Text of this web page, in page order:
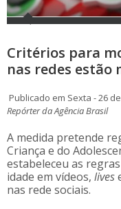
Critérios para
nas redes estão
Publicado em Sexta - 26
Repórter da Agência Brasil
A medida pretende
Criança e do
estabeleceu as
idade em vídeos, lives
nas rede sociais.